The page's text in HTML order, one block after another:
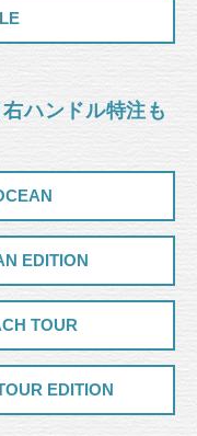
ハンドル特注も
EDITION
TOUR
EDITION